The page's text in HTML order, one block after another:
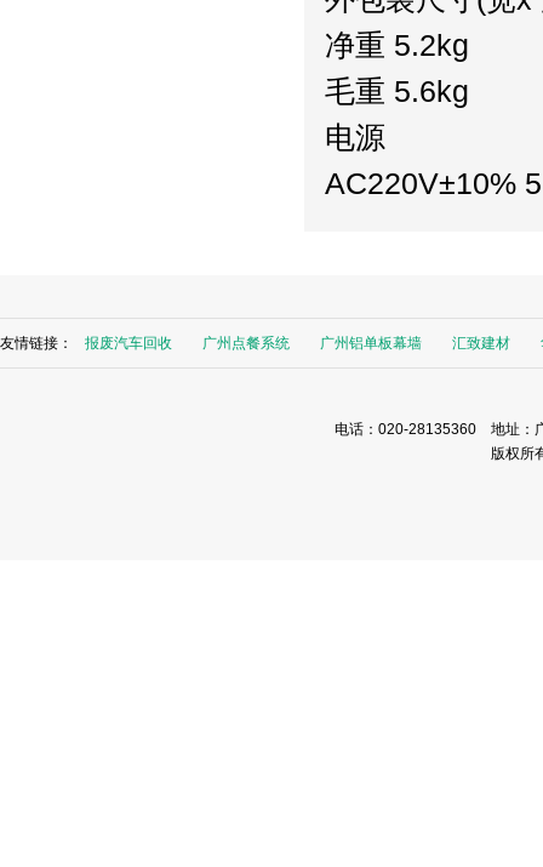
净重 5.2kg
毛重 5.6kg
电源
AC220V±10%
友情链接： 报废汽车回收 广州点餐系统 广州铝单板幕墙 汇致建材
电话：020-28135360 地址：
版权所